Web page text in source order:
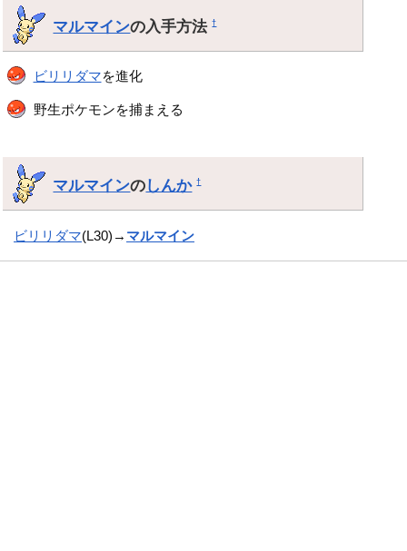
マルマインの入手方法†
ビリリダマを進化
野生ポケモンを捕まえる
マルマインのしんか †
ビリリダマ(L30)→ マルマイン